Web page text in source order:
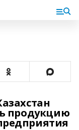
продукцию